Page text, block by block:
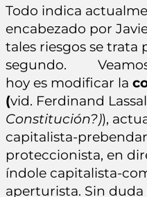
Todo indica
encabezado por
tales riesgos se
segundo. Veamos:
hoy es modificar la
(vid. Ferdinand
Constitución?)),
capitalista-
proteccionista, en
índole capitalista-
aperturista. Sin